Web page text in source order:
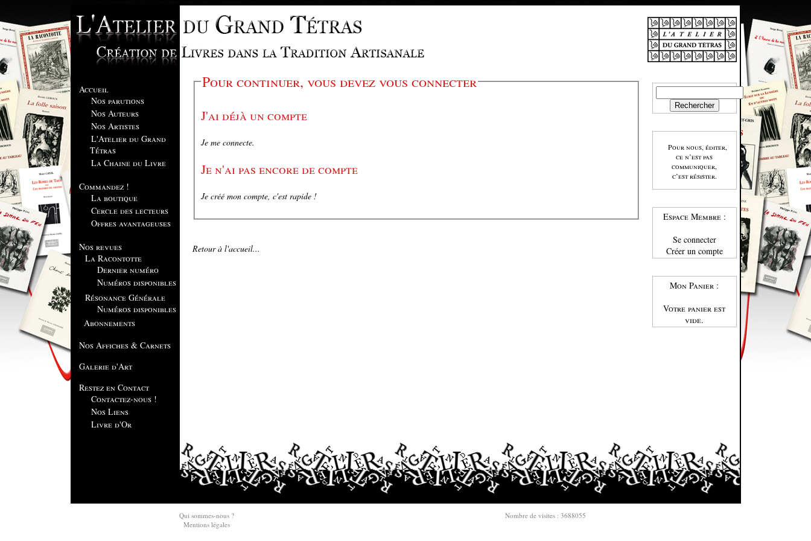
Accueil
Nos parutions
Nos Auteurs
Nos Artistes
L'Atelier du Grand
Tétras
La Chaine du Livre
Commandez !
La boutique
Cercle des lecteurs
Offres avantageuses
Nos revues
La Racontotte
Dernier numéro
Numéros disponibles
Résonance Générale
Numéros disponibles
Abonnements
Nos Affiches & Carnets
Galerie d'Art
Restez en Contact
Contactez-nous !
Nos Liens
Livre d'Or
Pour nous, éditer,
ce n’est pas
communiquer,
c’est résister.
Espace Membre :
Se connecter
Créer un compte
Mon Panier :
Votre panier est
vide.
Pour continuer, vous devez vous connecter
J'ai déjà un compte
Je me connecte.
Je n'ai pas encore de compte
Je créé mon compte, c'est rapide !
Retour à l'accueil...
Qui sommes-nous ?
Mentions légales
Nombre de visites : 3688055